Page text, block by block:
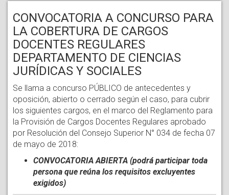
CONVOCATORIA A CONCURSO PARA
LA COBERTURA DE CARGOS
DOCENTES REGULARES
DEPARTAMENTO DE CIENCIAS
JURÍDICAS Y SOCIALES
Se llama a concurso PÚBLICO de antecedentes y
oposición, abierto o cerrado según el caso, para cubrir
los siguientes cargos, en el marco del Reglamento para
la Provisión de Cargos Docentes Regulares aprobado
por Resolución del Consejo Superior N° 034 de fecha 07
de mayo de 2018:
CONVOCATORIA ABIERTA (podrá participar toda
persona que reúna los requisitos excluyentes
exigidos)